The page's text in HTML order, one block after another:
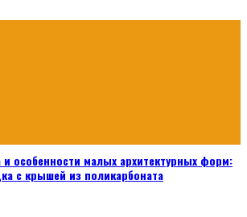
особенности малых архитектурных форм:
с крышей из поликарбоната